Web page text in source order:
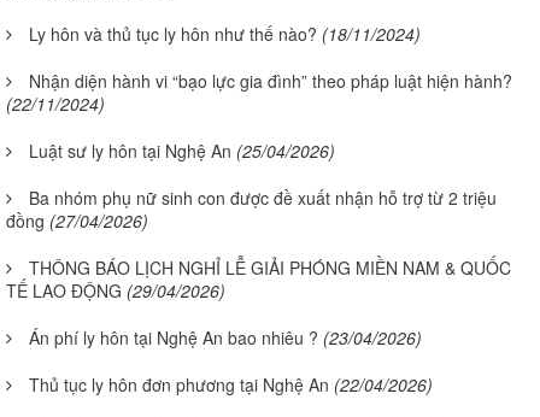
Ly hôn và thủ tục ly hôn như thế nào? (18/11/2024)
Nhận diện hành vi “bạo lực gia đình” theo pháp luật hiện hành?
(22/11/2024)
Luật sư ly hôn tại Nghệ An (25/04/2026)
Ba nhóm phụ nữ sinh con được đề xuất nhận hỗ trợ từ 2 triệu
đồng (27/04/2026)
THÔNG BÁO LỊCH NGHỈ LỄ GIẢI PHÓNG MIỀN NAM & QUỐC
TẾ LAO ĐỘNG (29/04/2026)
Án phí ly hôn tại Nghệ An bao nhiêu ? (23/04/2026)
Thủ tục ly hôn đơn phương tại Nghệ An (22/04/2026)